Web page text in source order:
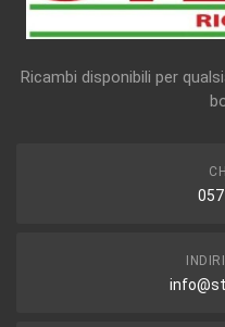
Ricambi disponibili per